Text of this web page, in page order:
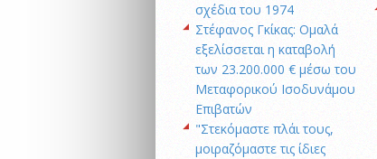
σχέδια του 1974
Στέφανος Γκίκας: Ομαλά
εξελίσσεται η καταβολή
των 23.200.000 € μέσω του
Μεταφορικού Ισοδυνάμου
Επιβατών
"Στεκόμαστε πλάι τους,
μοιραζόμαστε τις ίδιες